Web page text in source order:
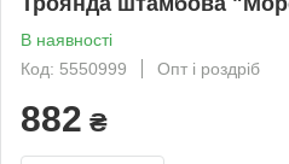
В наявності
Код: 5550999
Опт і роздріб
882 ₴